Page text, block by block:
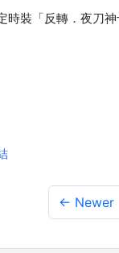
時裝「反轉．夜刀神
← Newer